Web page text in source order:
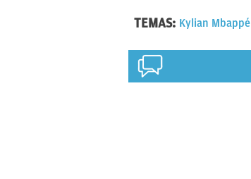
TEMAS: Kylian Mbappé